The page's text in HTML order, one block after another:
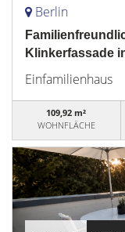
Berlin
Klinkerfassade
Einfamilienhaus
109,92 m²
WOHNFLÄCHE